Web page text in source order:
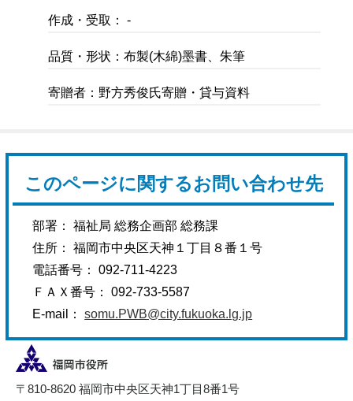
作成・受取： -
品質・形状：布製(木綿)墨書、朱筆
寄贈者：野方秀俊氏寄贈・貸与資料
このページに関するお問い合わせ先
部署： 福祉局 総務企画部 総務課
住所： 福岡市中央区天神１丁目８番１号
電話番号： 092-711-4223
ＦＡＸ番号： 092-733-5587
E-mail：somu.PWB@city.fukuoka.lg.jp
〒810-8620 福岡市中央区天神1丁目8番1号